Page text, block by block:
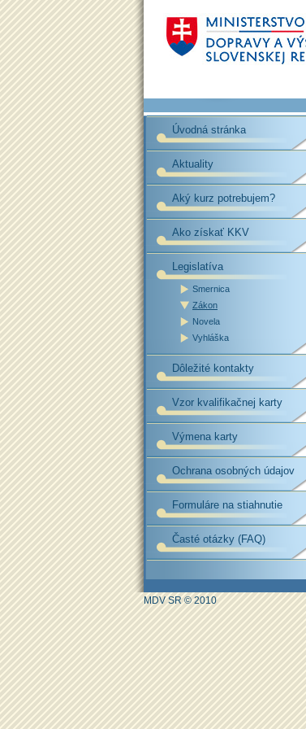
Úvodná stránka
Aktuality
Aký kurz potrebujem?
Ako získať KKV
Legislatíva
Smernica
Zákon
Novela
Vyhláška
Dôležité kontakty
Vzor kvalifikačnej karty
Výmena karty
Ochrana osobných údajov
Formuláre na stiahnutie
Časté otázky (FAQ)
MDV SR © 2010